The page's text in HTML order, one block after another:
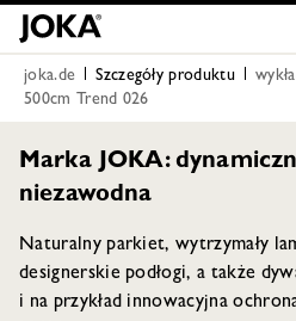
joka.de Szczegóły produktu
500cm Trend 026
Marka JOKA:
niezawodna
Naturalny parkiet, wytrzymały
designerskie podłogi, a także
i na przykład innowacyjna